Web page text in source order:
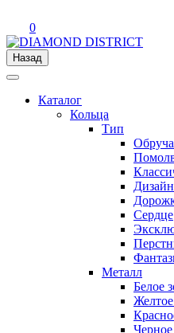
0
Назад
Каталог
Кольца
Тип
Сердце
Металл
Белое
Черное